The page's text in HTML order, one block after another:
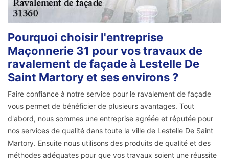
Pourquoi choisir l'entreprise
Maçonnerie 31 pour vos travaux de
ravalement de façade à Lestelle De
Saint Martory et ses environs ?
Faire confiance à notre service pour le ravalement de façade
vous permet de bénéficier de plusieurs avantages. Tout
d'abord, nous sommes une entreprise agréée et réputée pour
nos services de qualité dans toute la ville de Lestelle De Saint
Martory. Ensuite nous utilisons des produits de qualité et des
méthodes adéquates pour que vos travaux soient une réussite